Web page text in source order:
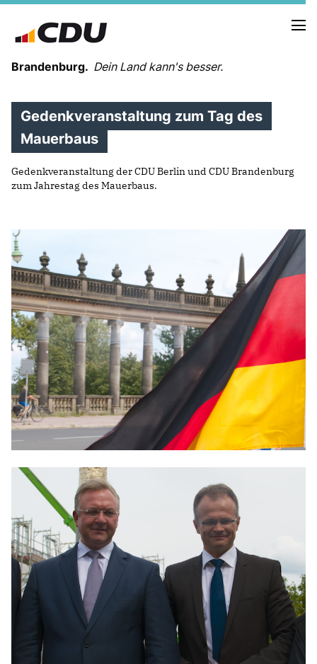
Brandenburg. Dein Land kann's besser.
MELDUNGEN
TERMINE
LANDESVORSTAND
VEREINIGUNGEN UND SONDERORGANISATIONEN
LANDESFACHAUSSCHÜSSE
SATZUNG
PARTEIGESCHICHTE
PARTEIGERICHT
IM LANDTAG
IN DER LANDESREGIERUNG
IM BUNDESTAG
IM EUROPÄISCHEN PARLAMENT
PROGRAMME
WICHTIGE BESCHLÜSSE DER CDU BRANDENBURG
75 JAHRE CDU BRANDENBURG
Mitglied werden
Gedenkveranstaltung zum Tag des
Mauerbaus
Gedenkveranstaltung der CDU Berlin und CDU Brandenburg
zum Jahrestag des Mauerbaus.